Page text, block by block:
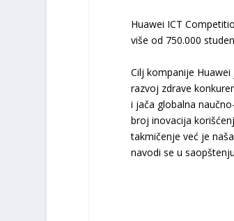
Huawei ICT
više od 750.000
Cilj kompanije
razvoj zdrave
i jača globalna
broj inovacija
takmičenje već je
navodi se u